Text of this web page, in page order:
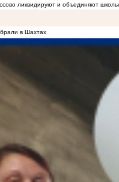
ликвидируют и объединяют
в Шахтах